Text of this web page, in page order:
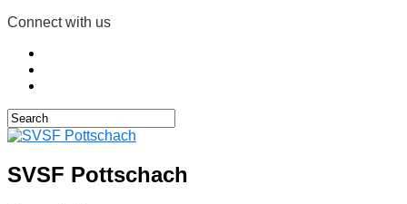
Connect with us
SVSF Pottschach